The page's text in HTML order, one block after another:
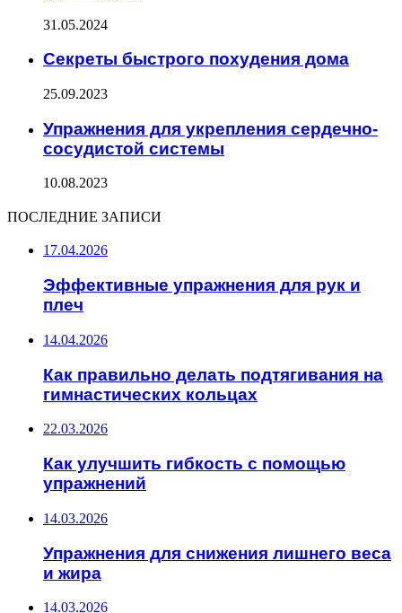
31.05.2024
Секреты быстрого похудения дома
25.09.2023
Упражнения для укрепления сердечно-
сосудистой системы
10.08.2023
ПОСЛЕДНИЕ ЗАПИСИ
17.04.2026
Эффективные упражнения для рук и
плеч
14.04.2026
Как правильно делать подтягивания на
гимнастических кольцах
22.03.2026
Как улучшить гибкость с помощью
упражнений
14.03.2026
Упражнения для снижения лишнего веса
и жира
14.03.2026